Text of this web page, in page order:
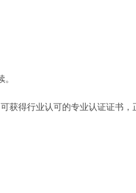
获得行业认可的专业认证证书，